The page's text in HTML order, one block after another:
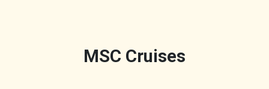
MSC Cruises